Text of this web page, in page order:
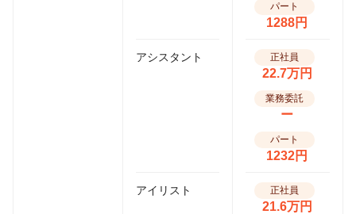
パート
1288円
アシスタント 正社員
22.7万円
業務委託
ー
パート
1232円
アイリスト 正社員
21.6万円